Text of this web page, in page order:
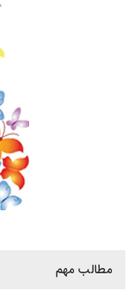
مطالب مهم